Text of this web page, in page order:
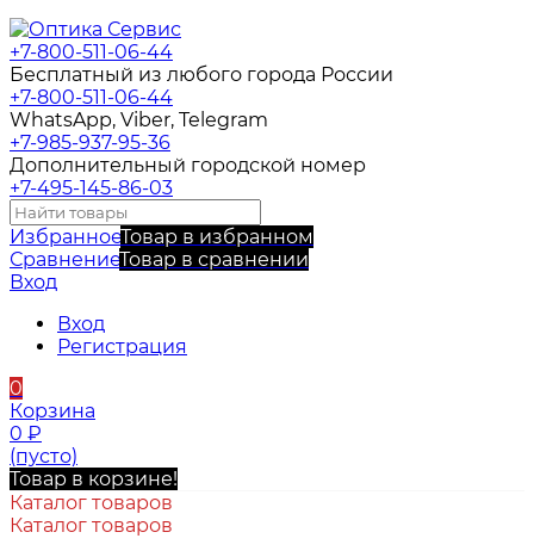
+7-800-511-06-44
Бесплатный из любого города России
+7-800-511-06-44
WhatsApp, Viber, Telegram
+7-985-937-95-36
Дополнительный городской номер
+7-495-145-86-03
ИзбранноеТовар в избранном
СравнениеТовар в сравнении
Вход
Вход
Регистрация
0
Корзина
0 ₽
(пусто)
Товар в корзине!
Каталог товаров
Каталог товаров